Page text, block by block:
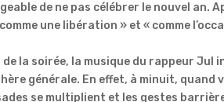
de ne pas célébrer le nouvel an.
une libération » et « comme
la soirée, la musique du rappeur
générale. En effet, à minuit,
se multiplient et les gestes